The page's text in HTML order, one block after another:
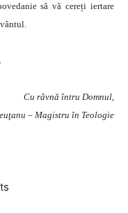
să vă cereți iertare
Cu râvnă întru Domnul,
– Magistru în Teologie